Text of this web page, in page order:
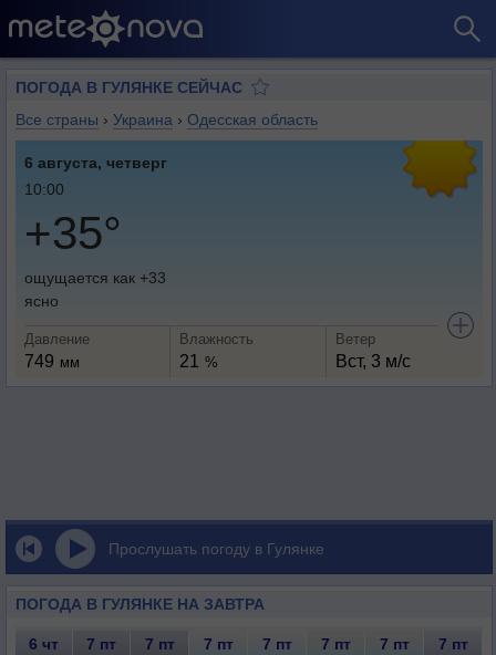
ПОГОДА В ГУЛЯНКЕ СЕЙЧАС
Все страны › Украина › Одесская область
6 августа, четверг
10:00
+35°
ощущается как +33
ясно
Давление
749 мм
Влажность
21 %
Ветер
Вст, 3 м/с
Прослушать погоду в Гулянке
ПОГОДА В ГУЛЯНКЕ НА ЗАВТРА
6 чт 7 пт 7 пт 7 пт 7 пт 7 пт 7 пт 7 пт